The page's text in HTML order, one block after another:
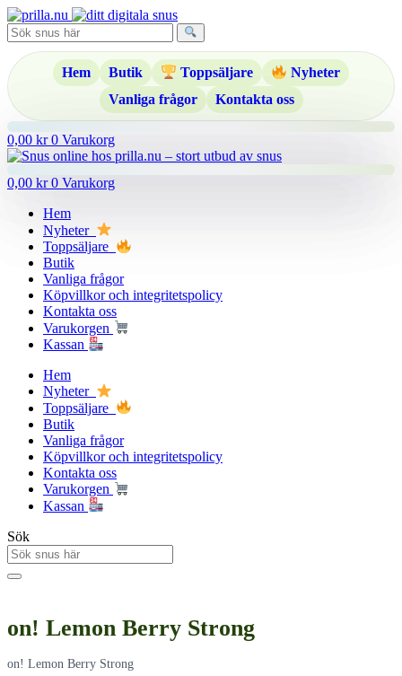
Hoppa
till
innehåll
Hem
Butik Toppsäljare
Nyheter
Vanliga frågor
Kontakta oss
0,00 kr 0 Varukorg
0,00 kr 0 Varukorg
Hem
Nyheter
Toppsäljare
Butik
Vanliga frågor
Köpvillkor och integritetspolicy
Kontakta oss
Varukorgen
Kassan
Hem
Nyheter
Toppsäljare
Butik
Vanliga frågor
Köpvillkor och integritetspolicy
Kontakta oss
Varukorgen
Kassan
Sök
on! Lemon Berry Strong
on! Lemon Berry Strong